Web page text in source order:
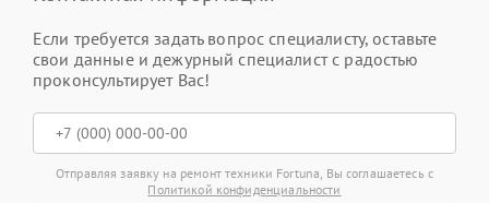
Если требуется задать вопрос специалисту, оставьте
свои данные и дежурный специалист с радостью
проконсультирует Вас!
Отправляя заявку на ремонт техники Fortuna, Вы соглашаетесь с
Политикой конфиденциальности